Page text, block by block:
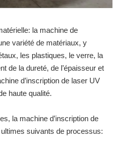
la machine de
variété de matériaux, y
les plastiques, le verre, la
de la dureté, de l’épaisseur et
d’inscription de laser UV
haute qualité.
la machine d’inscription de
suivants de processus: